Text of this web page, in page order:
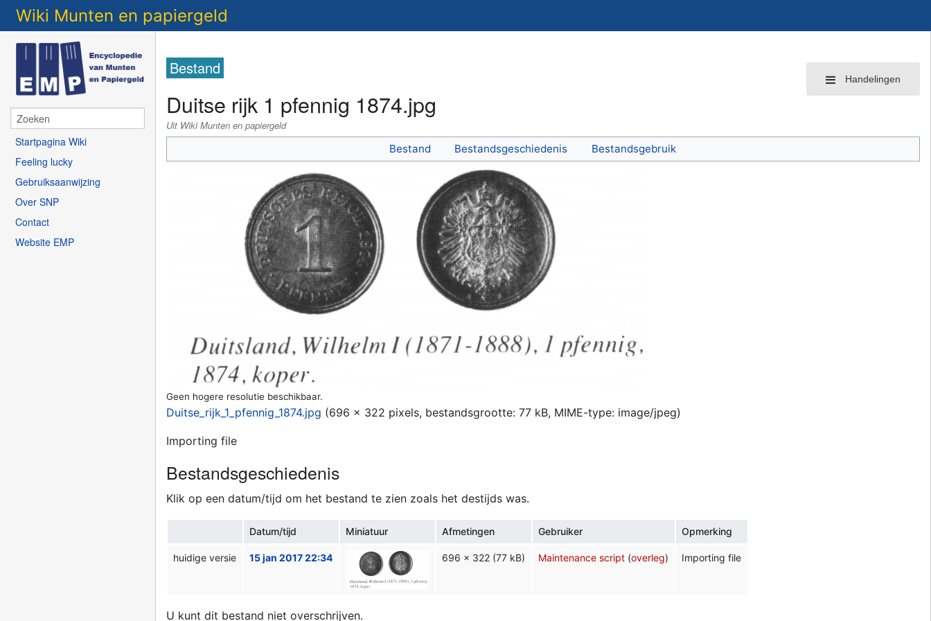
Wiki Munten en papiergeld
Startpagina Wiki
Feeling lucky
Gebruiksaanwijzing
Over SNP
Contact
Website EMP
Handelingen
Bestand
Duitse rijk 1 pfennig 1874.jpg
Uit Wiki Munten en papiergeld
Bestand
Bestandsgeschiedenis Bestandsgebruik
Geen hogere resolutie beschikbaar.
Duitse_rijk_1_pfennig_1874.jpg (696 × 322 pixels, bestandsgrootte: 77 kB, MIME-type: image/jpeg)
Importing file
Bestandsgeschiedenis
Klik op een datum/tijd om het bestand te zien zoals het destijds was.
Datum/tijd Miniatuur Afmetingen Gebruiker Opmerking
huidige versie 15 jan 2017 22:34 696 × 322 (77 kB) Maintenance script (overleg) Importing file
U kunt dit bestand niet overschrijven.